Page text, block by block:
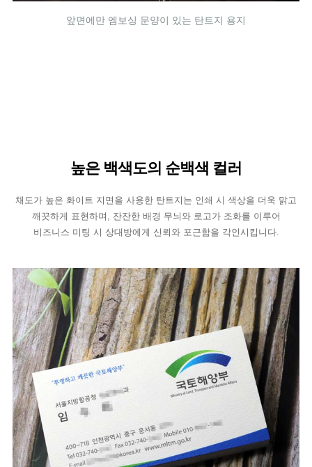
앞면에만 엠보싱 문양이 있는 탄트지 용지
높은 백색도의 순백색 컬러
채도가 높은 화이트 지면을 사용한 탄트지는 인쇄 시 색상을 더욱 맑고
깨끗하게 표현하며, 잔잔한 배경 무늬와 로고가 조화를 이루어
비즈니스 미팅 시 상대방에게 신뢰와 포근함을 각인시킵니다.